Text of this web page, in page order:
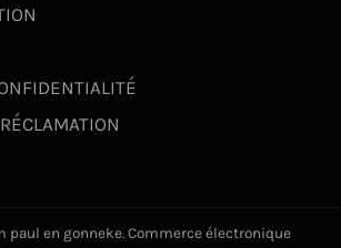
paul en gonneke. Commerce électronique